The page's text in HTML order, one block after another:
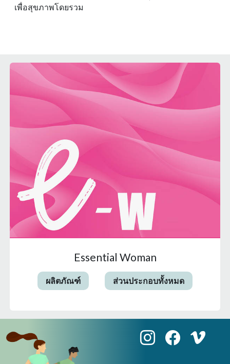
เพื่อสุขภาพโดยรวม
Essential Woman
ผลิตภัณฑ์ ส่วนประกอบทั้งหมด